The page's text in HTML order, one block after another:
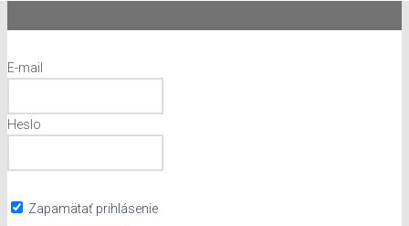
E-mail
Heslo
Zapamätať prihlásenie